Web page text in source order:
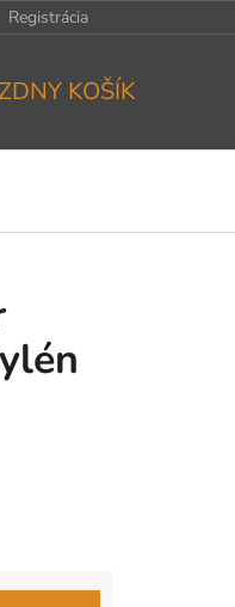
Registrácia
KOŠÍK